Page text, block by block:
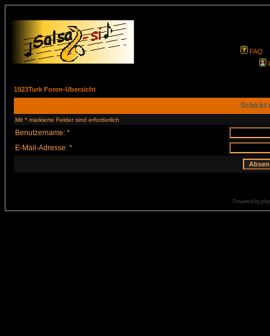
FAQ
1923Turk Foren-Übersicht
Schickt
Mit * markierte Felder sind erforderlich
Benutzername: *
E-Mail-Adresse: *
Powered by